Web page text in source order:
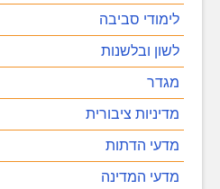
לימודי סביבה
לשון ובלשנות
מגדר
מדיניות ציבורית
מדעי הדתות
מדעי המדינה